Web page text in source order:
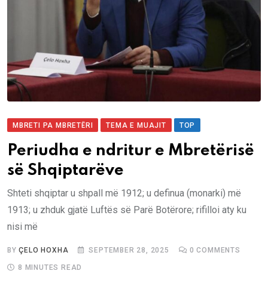
MBRETI PA MBRETËRI TEMA E MUAJIT TOP
Periudha e ndritur e Mbretërisë
së Shqiptarëve
Shteti shqiptar u shpall më 1912; u definua (monarki) më
1913; u zhduk gjatë Luftës së Parë Botërore; rifilloi aty ku
nisi më
BYÇELO HOXHA SEPTEMBER 28, 2025 0 COMMENTS
8 MINUTES READ